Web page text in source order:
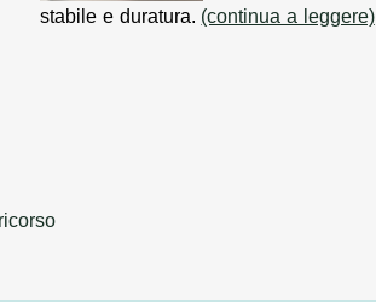
stabile e duratura. (continua a leggere)